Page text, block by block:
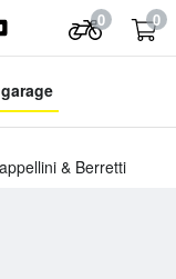
0 0
& Berretti